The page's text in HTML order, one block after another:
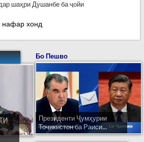
шаҳри Душанбе ба ҷойи
аз рӯзи гузашта. Боди шадид боми
нафар хонд
Бо Пешво
Президенти Ҷумҳурии
Тоҷикистон ба Раиси...